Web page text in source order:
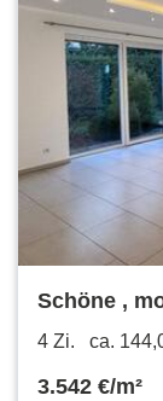
Schöne ,
4 Zi. ca.
3.542 €/m²